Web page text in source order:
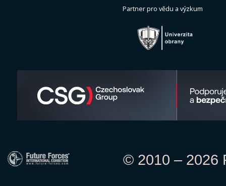
Partner pro vědu a výzkum
© 2010 – 2026